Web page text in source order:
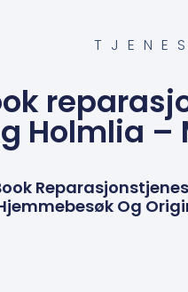
Holmlia –
Og